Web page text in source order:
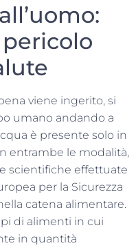
pericolo
viene ingerito, si
umano andando a
è presente solo in
entrambe le modalità,
scientifiche effettuate
per la Sicurezza
catena alimentare.
di alimenti in cui
in quantità